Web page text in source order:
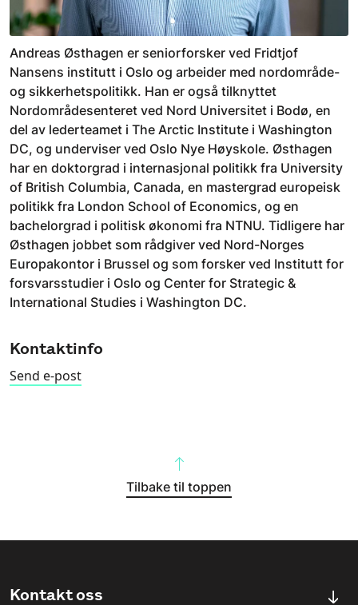
Andreas Østhagen er seniorforsker ved Fridtjof
Nansens institutt i Oslo og arbeider med nordområde-
og sikkerhetspolitikk. Han er også tilknyttet
Nordområdesenteret ved Nord Universitet i Bodø, en
del av lederteamet i The Arctic Institute i Washington
DC, og underviser ved Oslo Nye Høyskole. Østhagen
har en doktorgrad i internasjonal politikk fra University
of British Columbia, Canada, en mastergrad europeisk
politikk fra London School of Economics, og en
bachelorgrad i politisk økonomi fra NTNU. Tidligere har
Østhagen jobbet som rådgiver ved Nord-Norges
Europakontor i Brussel og som forsker ved Institutt for
forsvarsstudier i Oslo og Center for Strategic &
International Studies i Washington DC.
Kontaktinfo
Send e-post
Tilbake til toppen
Kontakt oss